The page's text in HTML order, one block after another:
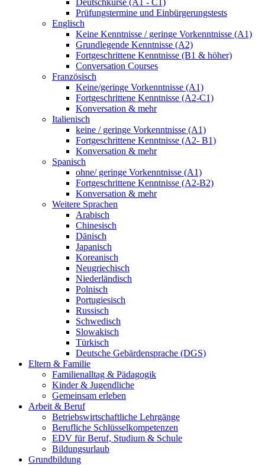
Deutschkurse (A1 - C1)
Prüfungstermine und Einbürgerungstests
Englisch
Keine Kenntnisse / geringe Vorkenntnisse (A1)
Grundlegende Kenntnisse (A2)
Fortgeschrittene Kenntnisse (B1 & höher)
Conversation Courses
Französisch
Keine/geringe Vorkenntnisse (A1)
Fortgeschrittene Kenntnisse (A2-C1)
Konversation & mehr
Italienisch
keine / geringe Vorkenntnisse (A1)
Fortgeschrittene Kenntnisse (A2- B1)
Konversation & mehr
Spanisch
ohne/ geringe Vorkenntnisse (A1)
Fortgeschrittene Kenntnisse (A2-B2)
Konversation & mehr
Weitere Sprachen
Arabisch
Chinesisch
Dänisch
Japanisch
Koreanisch
Neugriechisch
Niederländisch
Polnisch
Portugiesisch
Russisch
Schwedisch
Slowakisch
Türkisch
Deutsche Gebärdensprache (DGS)
Eltern & Familie
Familienalltag & Pädagogik
Kinder & Jugendliche
Gemeinsam erleben
Arbeit & Beruf
Betriebswirtschaftliche Lehrgänge
Berufliche Schlüsselkompetenzen
EDV für Beruf, Studium & Schule
Bildungsurlaub
Grundbildung